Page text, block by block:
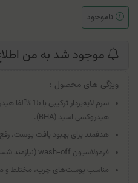
ناموجود
موجود شد به من
ویژگی های محصول :
هیدروکسی اسید (BHA).
هدفمند برای بهبود بافت پوست،
فرمولاسیون wash-off (نیازمند شستشو) برای اثرگذاری قوی و کنترل‌شده.
مناسب پوست‌های چرب، مختلط و